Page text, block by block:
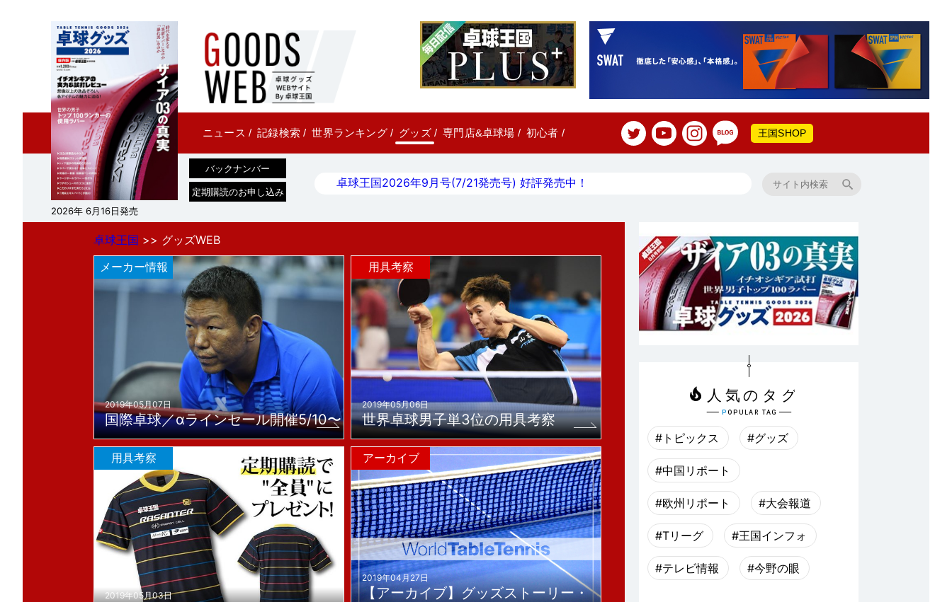
ニュース / 記録検索 / 世界ランキング/ グッズ/ 専門店&卓球場 / 初心者 / 王国SHOP
2026年 6月16日発売
バックナンバー
定期購読のお申し込み
卓球王国2026年9月号(7/21発売号) 好評発売中！
卓球王国 >> グッズWEB
メーカー情報
2019年05月07日
国際卓球／αラインセール開催5/10〜
用具考察
2019年05月06日
世界卓球男子単3位の用具考察
用具考察
2019年05月03日
アーカイブ
2019年04月27日
【アーカイブ】グッズストーリー・
#トピックス #グッズ
#中国リポート
#欧州リポート #大会報道
#Tリーグ #王国インフォ
#テレビ情報 #今野の眼